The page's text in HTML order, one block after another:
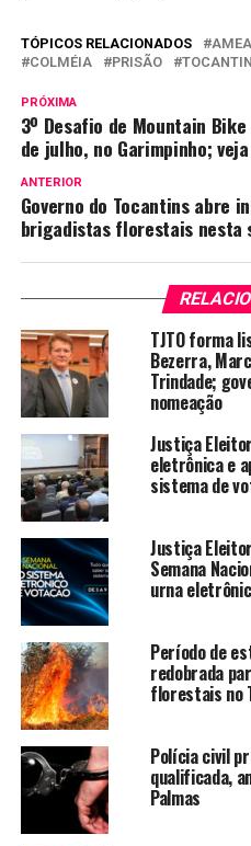
TÓPICOS RELACIONADOS
COLMÉIA
PRISÃO
PRÓXIMA
3º Desafio de Mountain
de julho, no Garimpinho;
ANTERIOR
Governo do Tocantins abre
brigadistas florestais nesta
TJTO forma
Bezerra,
Trindade;
nomeação
Justiça
eletrônica e
sistema de
Justiça
Semana
urna
Período de
redobrada
florestais no
Polícia civil
qualificada,
Palmas